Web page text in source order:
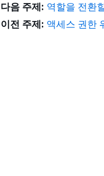
다음 주제: 역할을 전환
이전 주제: 액세스 권한